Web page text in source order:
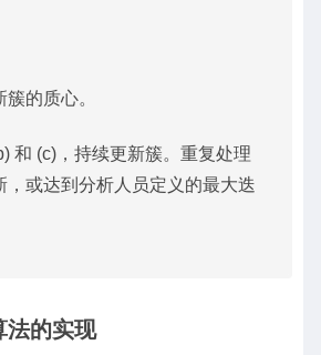
的质心。
和 (c)，持续更新簇。重复处理
，或达到分析人员定义的最大迭
法的实现